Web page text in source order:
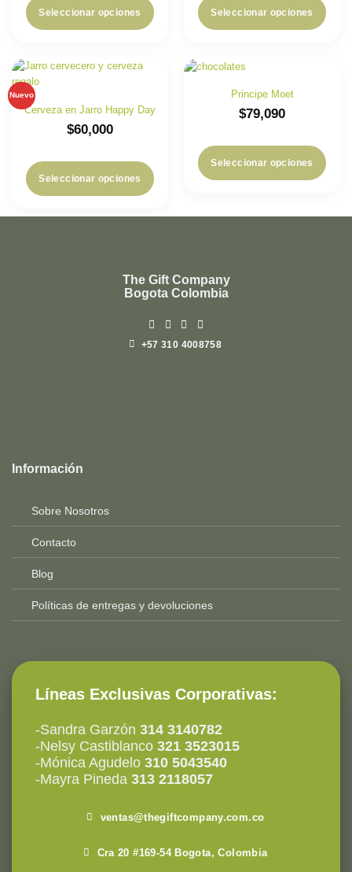
Seleccionar opciones Seleccionar opciones
Nuevo
Cerveza en Jarro Happy Day
$60,000
Seleccionar opciones
Principe Moet
$79,090
Seleccionar opciones
The Gift Company
Bogota Colombia
+57 310 4008758
2025-
Información
Sobre Nosotros
Contacto
Blog
Políticas de entregas y devoluciones
Líneas Exclusivas Corporativas:
-Sandra Garzón 314 3140782
-Nelsy Castiblanco 321 3523015
-Mónica Agudelo 310 5043540
-Mayra Pineda 313 2118057
ventas@thegiftcompany.com.co
Cra 20 #169-54 Bogota, Colombia